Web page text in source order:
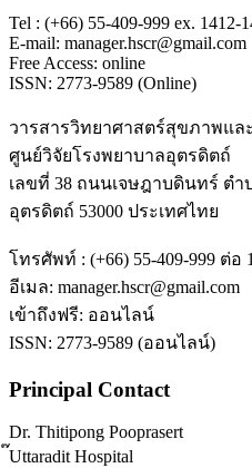
Tel : (+66) 55-409-999 ex. 1412-
E-mail: manager.hscr@gmail.com
Free Access: online
ISSN: 2773-9589 (Online)
วารสารวิทยาศาสตร์สุขภาพแล
ศูนย์วิจัยโรงพยาบาลอุตรดิตถ์
เลขที่ 38 ถนนเจษฎาบดินทร์ ตำ
อุตรดิตถ์ 53000 ประเทศไทย
โทรศัพท์ : (+66) 55-409-999 ต่อ
อีเมล: manager.hscr@gmail.com
เข้าถึงฟรี: ออนไลน์
ISSN: 2773-9589 (ออนไลน์)
Principal Contact
Dr. Thitipong Pooprasert
๊Uttaradit Hospital